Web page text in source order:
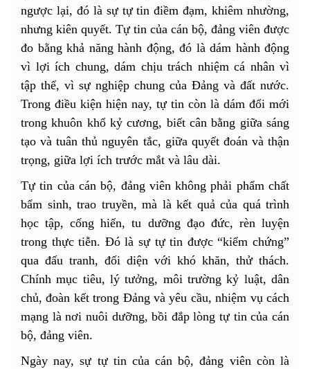
ngược lại, đó là sự tự tin điềm đạm, khiêm nhường,
nhưng kiên quyết. Tự tin của cán bộ, đảng viên được
đo bằng khả năng hành động, đó là dám hành động
vì lợi ích chung, dám chịu trách nhiệm cá nhân vì
tập thể, vì sự nghiệp chung của Đảng và đất nước.
Trong điều kiện hiện nay, tự tin còn là dám đổi mới
trong khuôn khổ kỷ cương, biết cân bằng giữa sáng
tạo và tuân thủ nguyên tắc, giữa quyết đoán và thận
trọng, giữa lợi ích trước mắt và lâu dài.
Tự tin của cán bộ, đảng viên không phải phẩm chất
bẩm sinh, trao truyền, mà là kết quả của quá trình
học tập, cống hiến, tu dưỡng đạo đức, rèn luyện
trong thực tiễn. Đó là sự tự tin được “kiểm chứng”
qua đấu tranh, đối diện với khó khăn, thử thách.
Chính mục tiêu, lý tưởng, môi trường kỷ luật, dân
chủ, đoàn kết trong Đảng và yêu cầu, nhiệm vụ cách
mạng là nơi nuôi dưỡng, bồi đắp lòng tự tin của cán
bộ, đảng viên.
Ngày nay, sự tự tin của cán bộ, đảng viên còn là